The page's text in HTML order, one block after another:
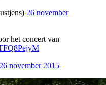
26 november
het concert van
26 november 2015